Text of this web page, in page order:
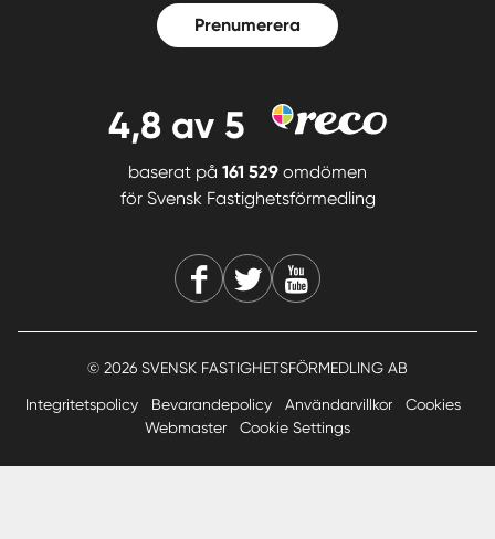
Prenumerera
4,8 av 5
baserat på 161 529 omdömen
för Svensk Fastighetsförmedling
© 2026 SVENSK FASTIGHETSFÖRMEDLING AB
Integritetspolicy Bevarandepolicy Användarvillkor
Cookies
Webmaster
Cookie Settings